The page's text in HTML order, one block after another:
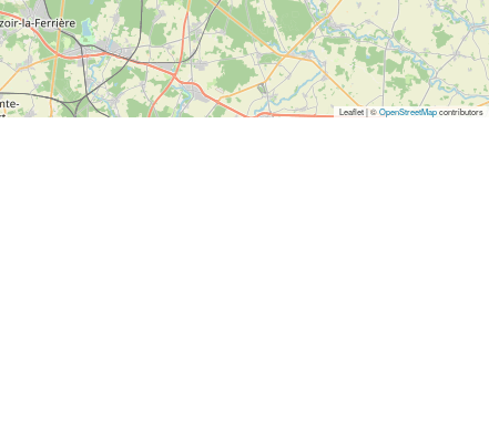
Leaflet | ©OpenStreetMapcontributors